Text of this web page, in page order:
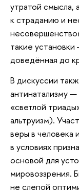
утратой смысла,
к страданию и
такие
доведённая до
В дискуссии
антинатализму
«светлой
альтруизм).
веры в человека
в условиях
основой для
мировоззрения.
не слепой